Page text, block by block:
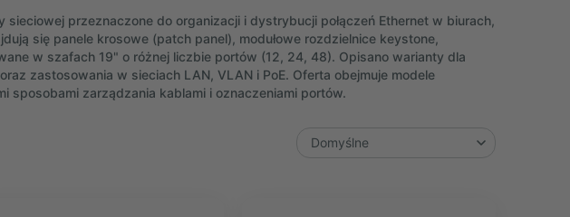
przeznaczone do organizacji i dystrybucji połączeń Ethernet w biurach,
się panele krosowe (patch panel), modułowe rozdzielnice keystone,
w szafach 19" o różnej liczbie portów (12, 24, 48). Opisano warianty dla
zastosowania w sieciach LAN, VLAN i PoE. Oferta obejmuje modele
sposobami zarządzania kablami i oznaczeniami portów.